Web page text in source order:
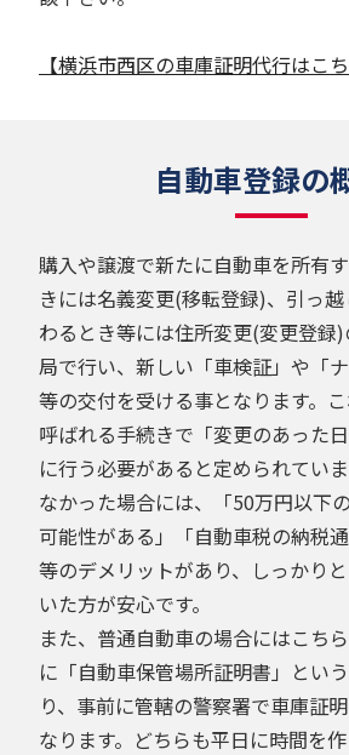
【横浜市西区の車庫証明代行はこち
自動車登録の
購入や譲渡で新たに自動車を所有
きには名義変更(移転登録)、引っ
わるとき等には住所変更(変更登録
局で行い、新しい「車検証」や「ナ
等の交付を受ける事となります。
呼ばれる手続きで「変更のあった
に行う必要があると定められてい
なかった場合には、「50万円以下
可能性がある」「自動車税の納税
等のデメリットがあり、しっかり
いた方が安心です。
また、普通自動車の場合にはこち
に「自動車保管場所証明書」とい
り、事前に管轄の警察署で車庫証
なります。どちらも平日に時間を